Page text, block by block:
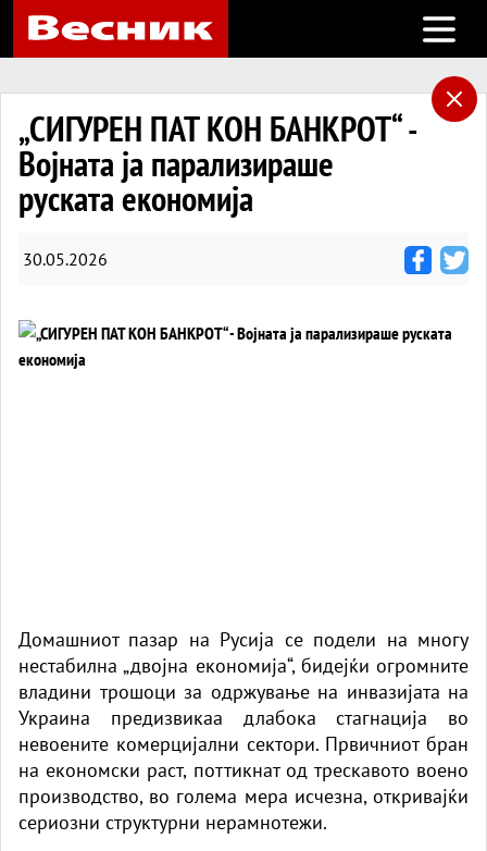
Open
„СИГУРЕН ПАТ КОН БАНКРОТ“ -
Војната ја парализираше
руската економија
30.05.2026
Домашниот пазар на Русија се подели на многу
нестабилна „двојна економија“, бидејќи огромните
владини трошоци за одржување на инвазијата на
Украина предизвикаа длабока стагнација во
невоените комерцијални сектори. Првичниот бран
на економски раст, поттикнат од трескавото воено
производство, во голема мера исчезна, откривајќи
сериозни структурни нерамнотежи.